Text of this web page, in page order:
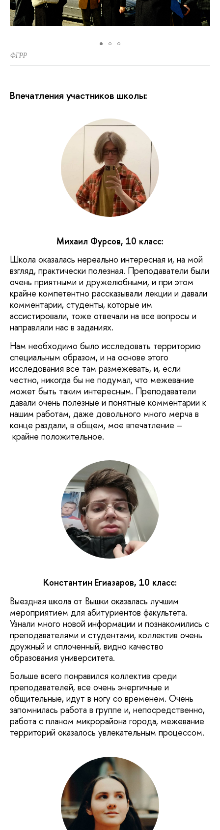
ФГРР
Впечатления участников школы:
Михаил Фурсов, 10 класс:
Школа оказалась нереально интересная и, на мой
взгляд, практически полезная. Преподаватели были
очень приятными и дружелюбными, и при этом
крайне компетентно рассказывали лекции и давали
комментарии, студенты, которые им
ассистировали, тоже отвечали на все вопросы и
направляли нас в заданиях.
Нам необходимо было исследовать территорию
специальным образом, и на основе этого
исследования все там размежевать, и, если
честно, никогда бы не подумал, что межевание
может быть таким интересным. Преподаватели
давали очень полезные и понятные комментарии к
нашим работам, даже довольного много мерча в
конце раздали, в общем, мое впечатление –
крайне положительное.
Константин Егиазаров, 10 класс:
Выездная школа от Вышки оказалась лучшим
мероприятием для абитуриентов факультета.
Узнали много новой информации и познакомились с
преподавателями и студентами, коллектив очень
дружный и сплоченный, видно качество
образования университета.
Больше всего понравился коллектив среди
преподавателей, все очень энергичные и
общительные, идут в ногу со временем. Очень
запомнилась работа в группе и, непосредственно,
работа с планом микрорайона города, межевание
территорий оказалось увлекательным процессом.